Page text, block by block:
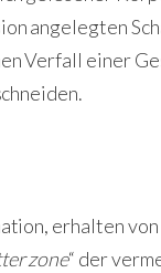
angelegten
Verfall einer
erhalten
zone“ der